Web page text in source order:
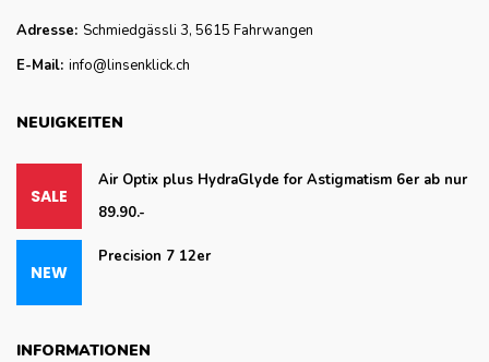
Adresse: Schmiedgässli 3, 5615 Fahrwangen
E-Mail: info@linsenklick.ch
NEUIGKEITEN
Air Optix plus HydraGlyde for Astigmatism 6er ab nur
89.90.-
Precision 7 12er
INFORMATIONEN